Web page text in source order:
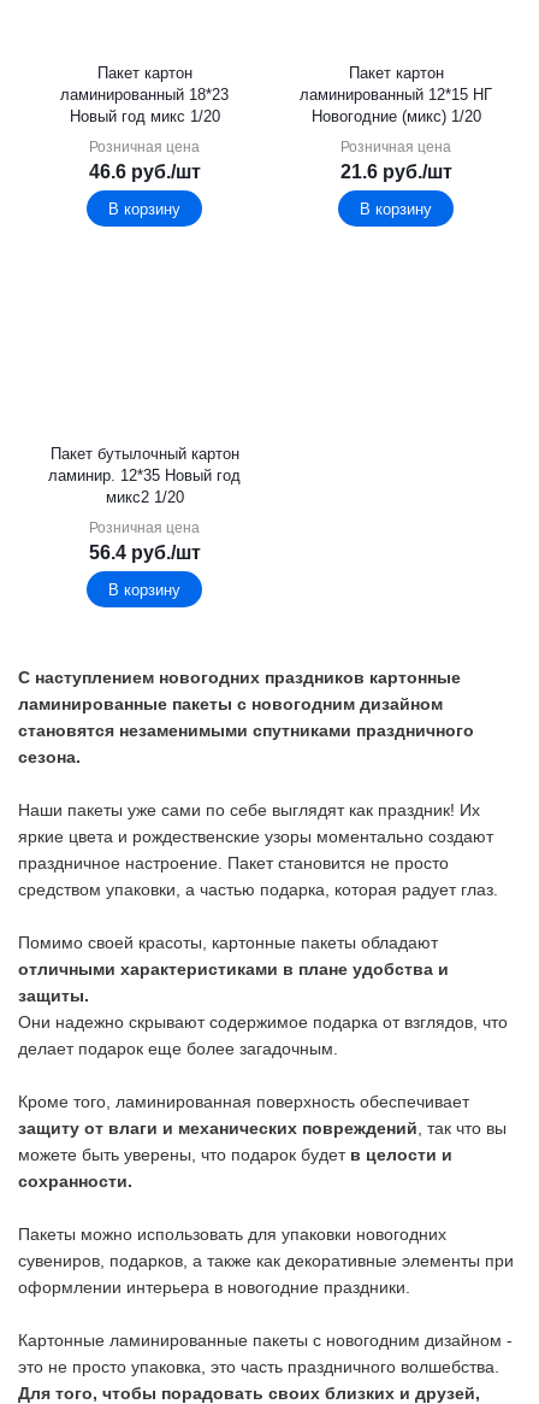
Пакет картон
ламинированный 18*23
Новый год микс 1/20
Розничная цена
46.6руб./шт
В корзину
Пакет картон
ламинированный 12*15 НГ
Новогодние (микс) 1/20
Розничная цена
21.6руб./шт
В корзину
Пакет бутылочный картон
ламинир. 12*35 Новый год
микс2 1/20
Розничная цена
56.4руб./шт
В корзину
С наступлением новогодних праздников картонные
ламинированные пакеты с новогодним дизайном
становятся незаменимыми спутниками праздничного
сезона.
Наши пакеты уже сами по себе выглядят как праздник! Их
яркие цвета и рождественские узоры моментально создают
праздничное настроение. Пакет становится не просто
средством упаковки, а частью подарка, которая радует глаз.
Помимо своей красоты, картонные пакеты обладают
отличными характеристиками в плане удобства и
защиты.
Они надежно скрывают содержимое подарка от взглядов, что
делает подарок еще более загадочным.
Кроме того, ламинированная поверхность обеспечивает
защиту от влаги и механических повреждений , так что вы
можете быть уверены, что подарок будет в целости и
сохранности.
Пакеты можно использовать для упаковки новогодних
сувениров, подарков, а также как декоративные элементы при
оформлении интерьера в новогодние праздники.
Картонные ламинированные пакеты с новогодним дизайном -
это не просто упаковка, это часть праздничного волшебства.
Для того, чтобы порадовать своих близких и друзей,